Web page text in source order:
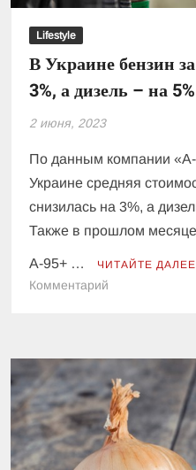
Lifestyle
В Украине бензин
3%, а дизель – на 5%
2 июня, 2023
По данным компании
Украине средняя
снизилась на 3%, а
Также в прошлом
А-95+ … ЧИТАЙТЕ ДАЛЕЕ
Комментарий
месяц
подешевел
на
3%,